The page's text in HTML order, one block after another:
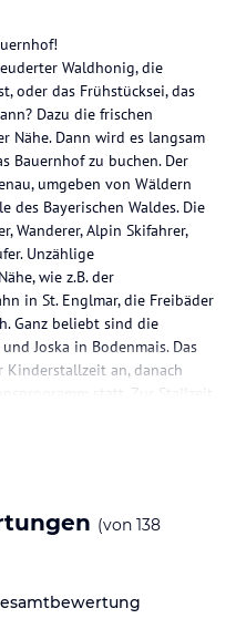
Waldhonig, die
oder das Frühstücksei, das
Dazu die frischen
Nähe. Dann wird es langsam
Bauernhof zu buchen. Der
umgeben von Wäldern
des Bayerischen Waldes. Die
Wanderer, Alpin Skifahrer,
Unzählige
wie z.B. der
in St. Englmar, die Freibäder
Ganz beliebt sind die
Joska in Bodenmais. Das
an, danach
statt. Zur Stallzeit
Ponys, Ziegen und
der Sandkasten und
Kinder zur Verfügung.
für Kettcarrunden der
(von 138